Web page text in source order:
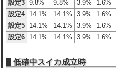
設定3
9.8% 9.8% 3.9%
1.6%
設定4
14.1% 14.1% 3.9%
1.6%
設定5
14.1% 14.1% 3.9%
1.6%
設定6
14.1% 14.1% 3.9% 1.6%
低確中スイカ成立時